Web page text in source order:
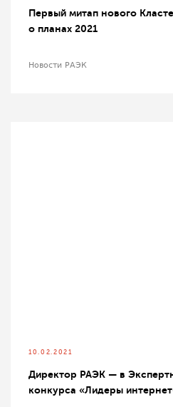
Первый митап нового
о планах 2021
Новости РАЭК
10.02.2021
Директор РАЭК — в
конкурса «Лидеры